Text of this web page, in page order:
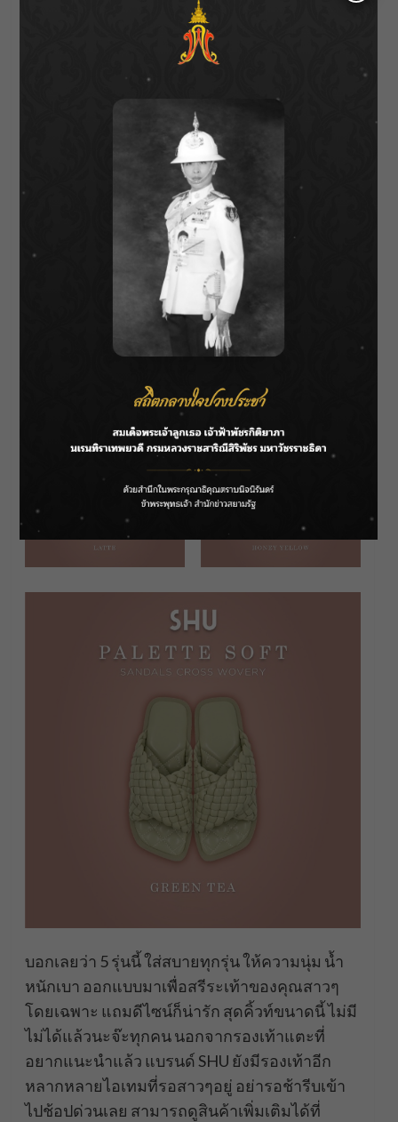
ปิดท้ายกับรุ่น SHU PALETTE SOFT
SANDALS CROSS WOVERY ผลิตจากหนังวีแก
นพรีเมี่ยม เป็นอีกรุ่นที่สาวๆทั้งหลายต้องมีไว้ติด
บ้าน ด้วยความนุ่ม สบายของรองเท้า โดดเด่นด้วย
สายคาดหน้าหนังถักแบบไขว้ ขนาด Big Size เรียก
ว่าใครเห็นก็สะดุดตาเพราะดีไซน์สุดเก๋ น่ารัก ให้
อารมณ์สาวมินิมอล มีให้เลือกถึง 5 สี อย่าง LATTE,
BLACK, GREEN TEA, WHITE CHOC, HONEY
YELLOW เริ่มต้นที่ไซซ์ 35-41 ราคา 1,990 บาท
บอกเลยว่า 5 รุ่นนี้ ใส่สบายทุกรุ่น ให้ความนุ่ม น้ำ
หนักเบา ออกแบบมาเพื่อสรีระเท้าของคุณสาวๆ
โดยเฉพาะ แถมดีไซน์ก็น่ารัก สุดคิ้วท์ขนาดนี้ ไม่มี
ไม่ได้แล้วนะจ๊ะทุกคน นอกจากรองเท้าแตะที่
อยากแนะนำแล้ว แบรนด์ SHU ยังมีรองเท้าอีก
หลากหลายไอเทมที่รอสาวๆอยู่ อย่ารอช้ารีบเข้า
ไปช้อปด่วนเลย สามารถดูสินค้าเพิ่มเติมได้ที่